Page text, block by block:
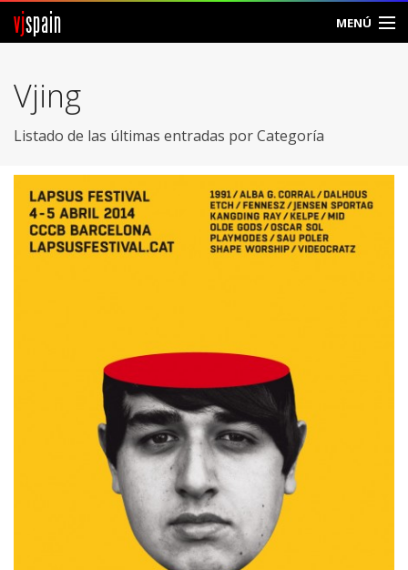
vjspain MENÚ
Foros
Vjspain
Ayuda
Vjing
Listado de las últimas entradas por Categoría